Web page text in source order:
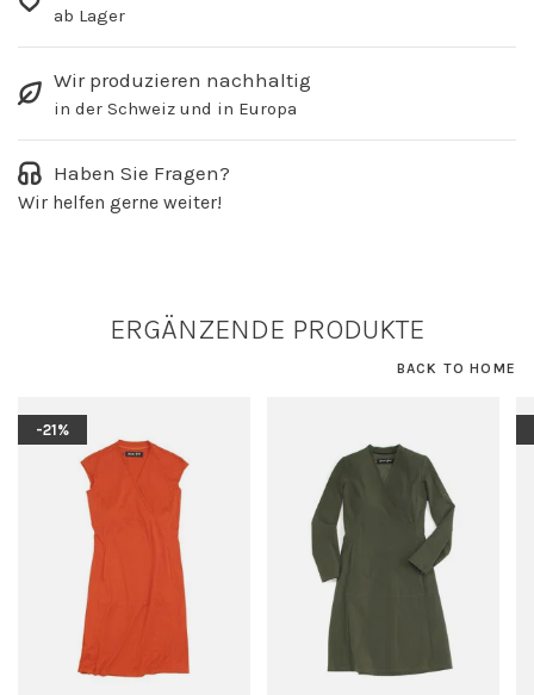
ab Lager
Wir produzieren nachhaltig
in der Schweiz und in Europa
Haben Sie Fragen?
Wir helfen gerne weiter!
ERGÄNZENDE PRODUKTE
BACK TO HOME
-21%